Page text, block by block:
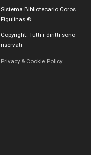
Sistema Bibliotecario Coros
Figulinas ©
Copyright. Tutti i diritti sono
riservati
Privacy & Cookie Policy